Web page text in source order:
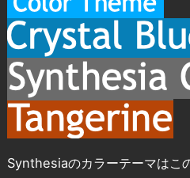
Synthesiaのカラーテーマはこ